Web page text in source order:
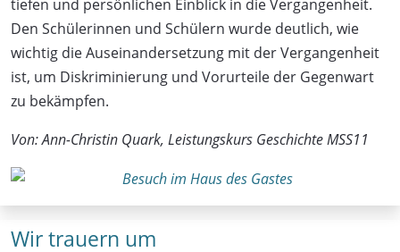
tiefen und persönlichen Einblick in die Vergangenheit.
Den Schülerinnen und Schülern wurde deutlich, wie
wichtig die Auseinandersetzung mit der Vergangenheit
ist, um Diskriminierung und Vorurteile der Gegenwart
zu bekämpfen.
Von: Ann-Christin Quark, Leistungskurs Geschichte MSS11
Wir trauern um